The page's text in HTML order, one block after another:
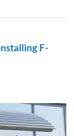
F-